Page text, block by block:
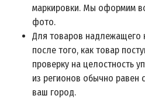
маркировки. Мы оформим
фото.
Для товаров надлежащего
после того, как товар
проверку на целостность
из регионов обычно равен
ваш город.